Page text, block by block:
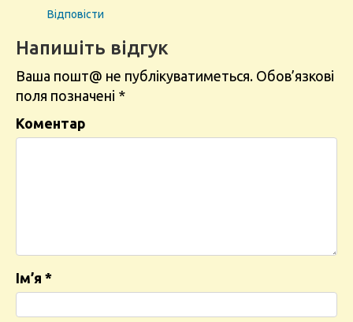
Відповіcти
Напишіть відгук
Ваша пошт@ не публікуватиметься.
поля позначені *
Коментар
Ім’я *